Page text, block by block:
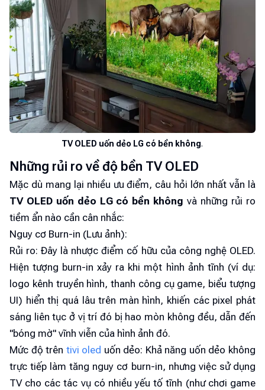
TV OLED uốn dẻo LG có bền không.
Những rủi ro về độ bền TV OLED
Mặc dù mang lại nhiều ưu điểm, câu hỏi lớn nhất vẫn là
TV OLED uốn dẻo LG có bền không và những rủi ro
tiềm ẩn nào cần cân nhắc:
Nguy cơ Burn-in (Lưu ảnh):
Rủi ro: Đây là nhược điểm cố hữu của công nghệ OLED.
Hiện tượng burn-in xảy ra khi một hình ảnh tĩnh (ví dụ:
logo kênh truyền hình, thanh công cụ game, biểu tượng
UI) hiển thị quá lâu trên màn hình, khiến các pixel phát
sáng liên tục ở vị trí đó bị hao mòn không đều, dẫn đến
"bóng mờ" vĩnh viễn của hình ảnh đó.
Mức độ trên tivi oled uốn dẻo: Khả năng uốn dẻo không
trực tiếp làm tăng nguy cơ burn-in, nhưng việc sử dụng
TV cho các tác vụ có nhiều yếu tố tĩnh (như chơi game